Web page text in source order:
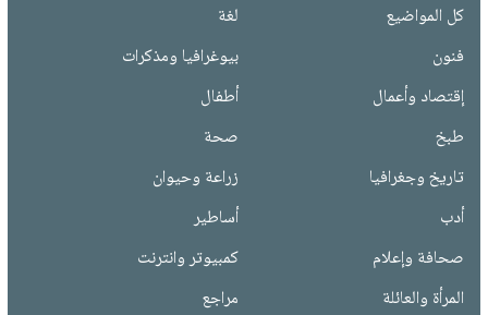
كل المواضيع
لغة
فنون
بيوغرافيا ومذكرات
إقتصاد وأعمال
أطفال
طبخ
صحة
تاريخ وجغرافيا
زراعة وحيوان
أدب
أساطير
صحافة وإعلام
كمبيوتر وانترنت
المرأة والعائلة
مراجع